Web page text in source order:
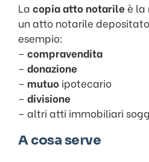
La copia atto notarile è la
un atto notarile
esempio:
– compravendita
– donazione
– mutuo ipotecario
– divisione
– altri atti immobiliari
A cosa serve